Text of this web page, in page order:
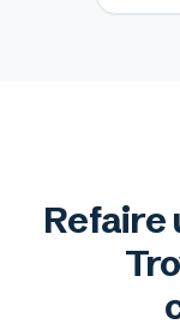
Refaire